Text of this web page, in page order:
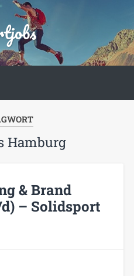
Hamburg
& Brand
– Solidsport